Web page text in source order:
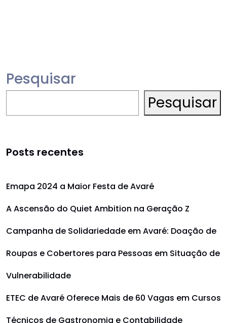
Pesquisar
Pesquisar
Posts recentes
Emapa 2024 a Maior Festa de Avaré
A Ascensão do Quiet Ambition na Geração Z
Campanha de Solidariedade em Avaré: Doação de
Roupas e Cobertores para Pessoas em Situação de
Vulnerabilidade
ETEC de Avaré Oferece Mais de 60 Vagas em Cursos
Técnicos de Gastronomia e Contabilidade